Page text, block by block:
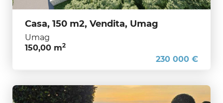
Casa, 150 m2, Vendita, Umag
Umag
150,00 m2
230 000 €